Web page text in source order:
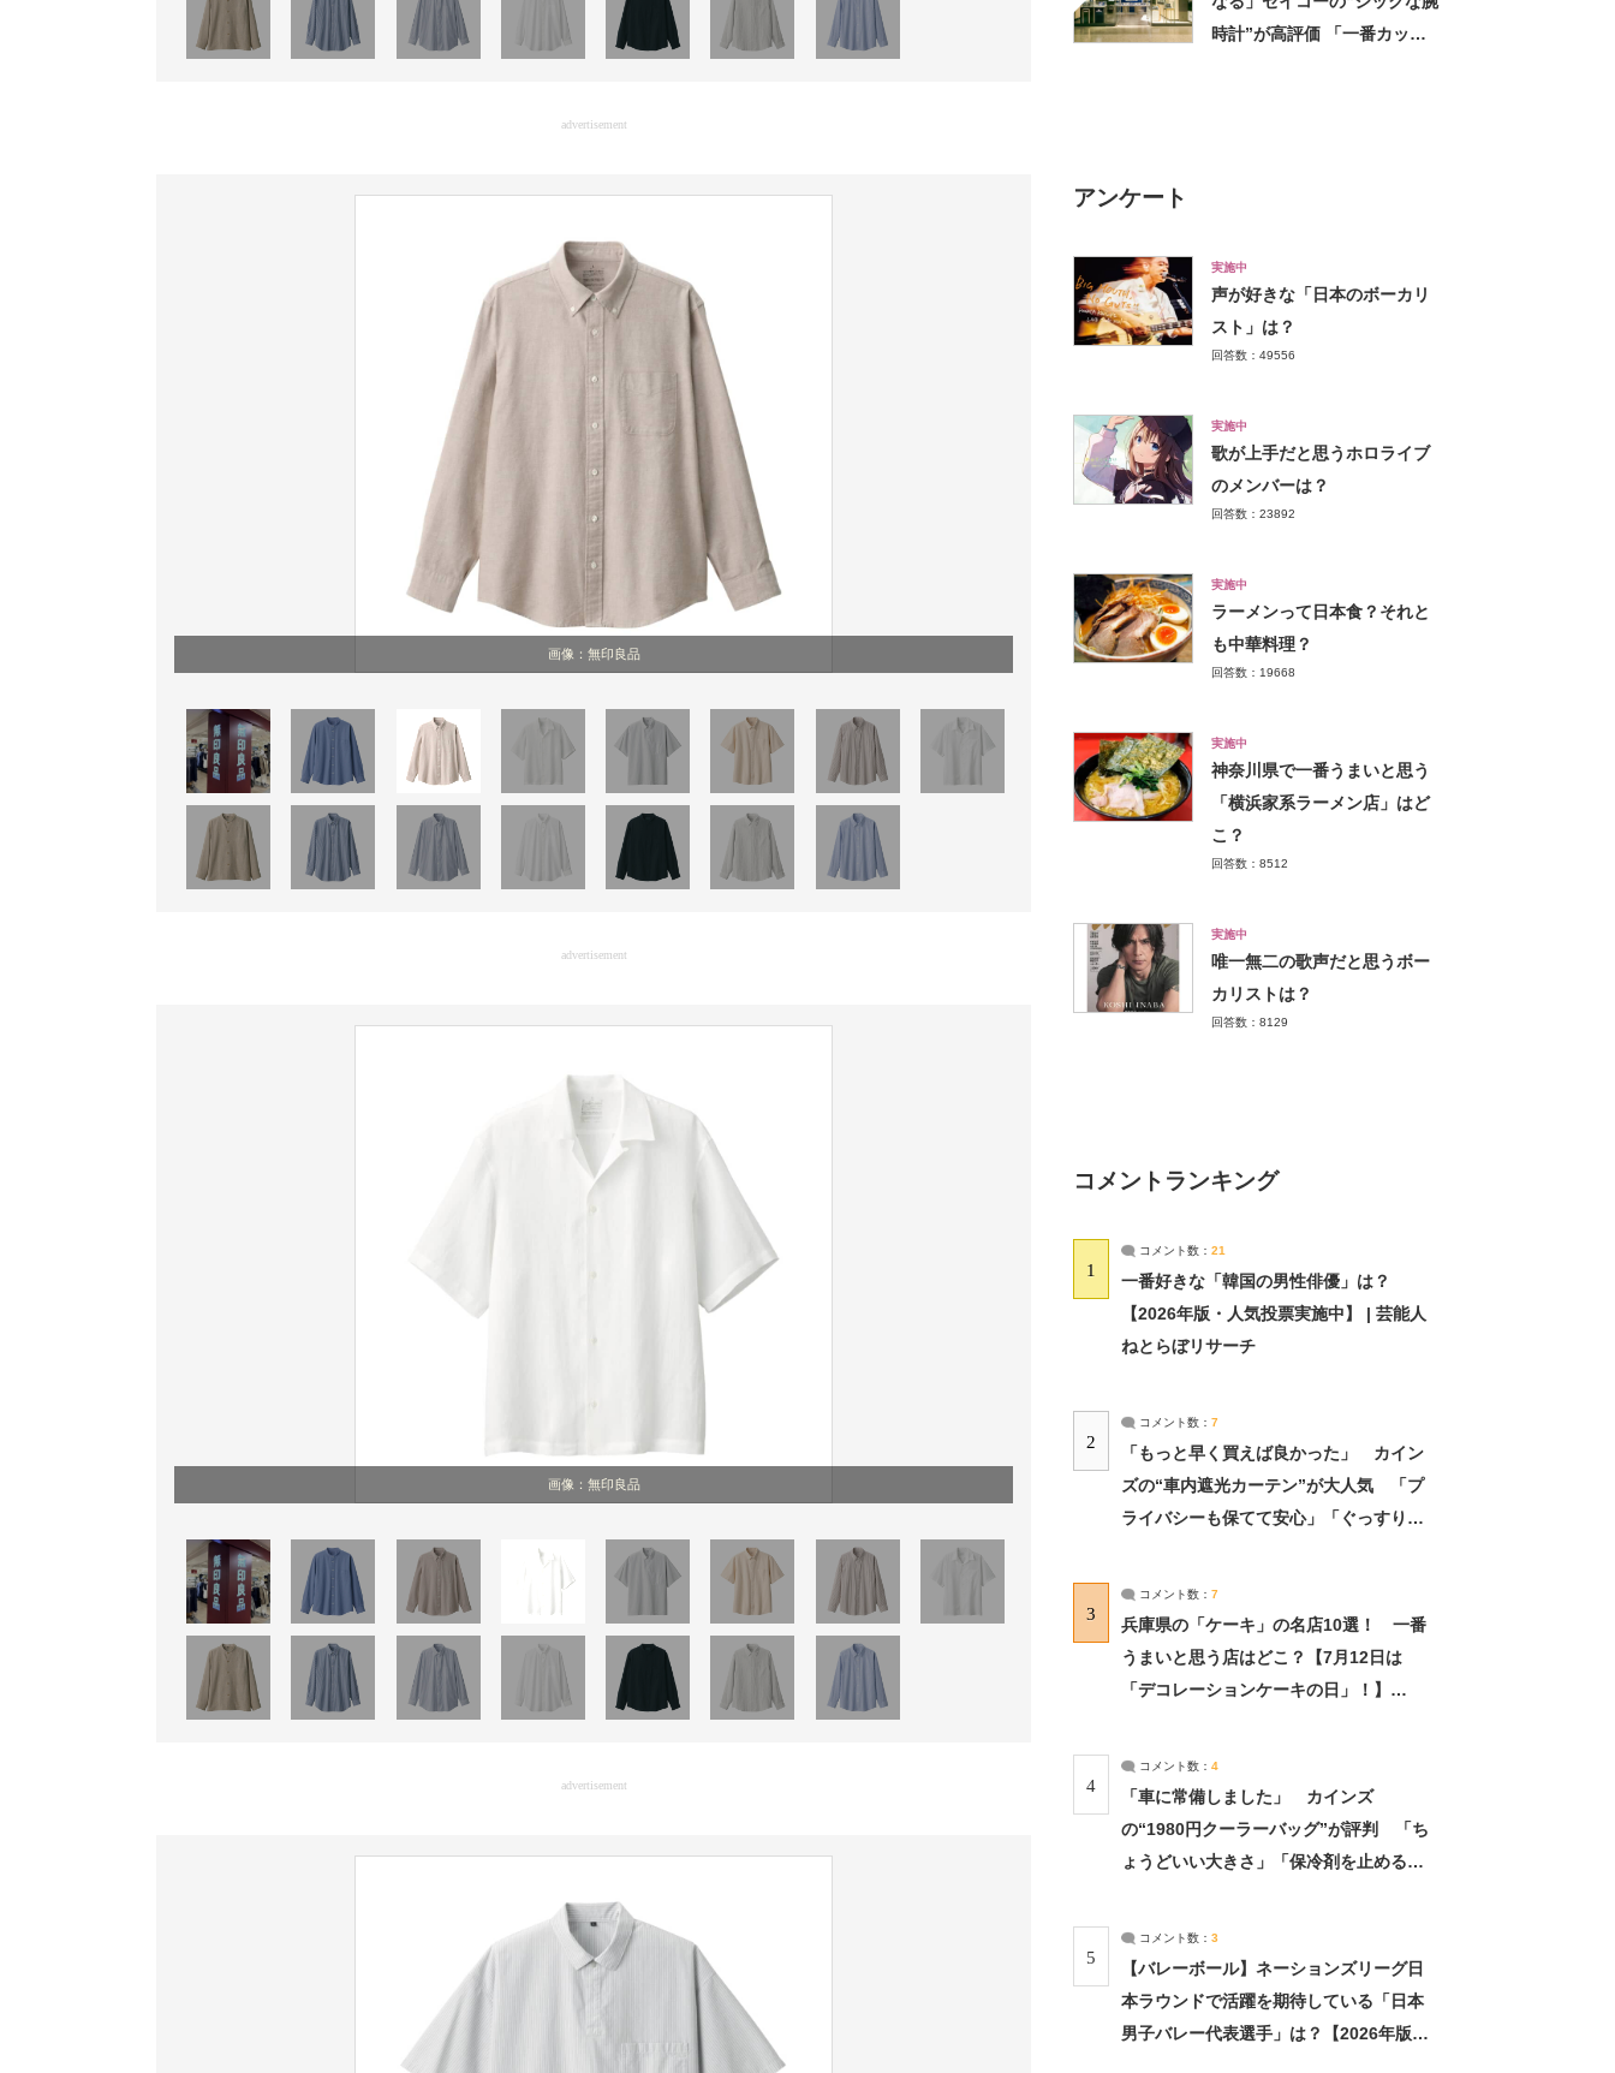
advertisement
画像：無印良品
advertisement
画像：無印良品
advertisement
時計”が高評価 「一番カッコ
アンケート
実施中
声が好きな「日本のボーカリ
スト」は？
回答数：49556
実施中
歌が上手だと思うホロライブ
のメンバーは？
回答数：23892
実施中
ラーメンって日本食？それと
も中華料理？
回答数：19668
実施中
神奈川県で一番うまいと思う
「横浜家系ラーメン店」はど
こ？
回答数：8512
実施中
唯一無二の歌声だと思うボー
カリストは？
回答数：8129
コメントランキング
1
コメント数： 21
一番好きな「韓国の男性俳優」は？
【2026年版・人気投票実施中】 | 芸能人
ねとらぼリサーチ
2
コメント数： 7
「もっと早く買えば良かった」 カイン
ズの“車内遮光カーテン”が大人気 「プ
ライバシーも保てて安心」「ぐっすり眠
3
コメント数： 7
兵庫県の「ケーキ」の名店10選！ 一番
うまいと思う店はどこ？【7月12日は
「デコレーションケーキの日」！】
4
コメント数： 4
「車に常備しました」 カインズ
の“1980円クーラーバッグ”が評判 「ち
ょうどいい大きさ」「保冷剤を止めるベ
5
コメント数： 3
【バレーボール】ネーションズリーグ日
本ラウンドで活躍を期待している「日本
男子バレー代表選手」は？【2026年版・